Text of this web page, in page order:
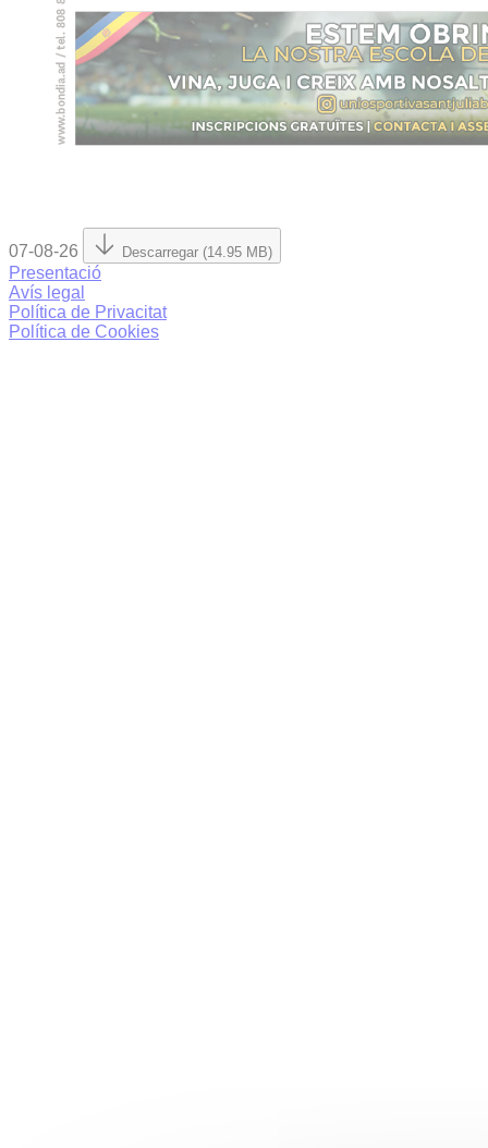
07-08-26 Descarregar (14.95 MB)
Presentació
Avís legal
Política de Privacitat
Política de Cookies